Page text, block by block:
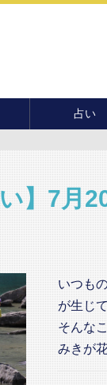
占い
カード占い
おもしろ占い
メール占い
い】7
いつも
が生じ
そんな
みきが